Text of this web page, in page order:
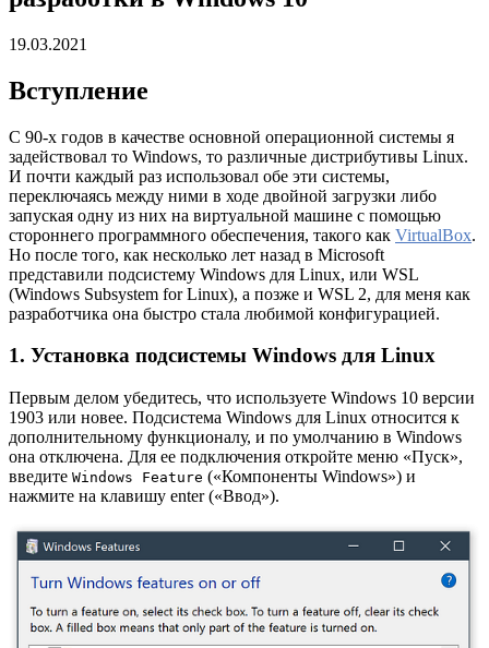
19.03.2021
Вступление
С 90-х годов в качестве основной операционной системы я
задействовал то Windows, то различные дистрибутивы Linux.
И почти каждый раз использовал обе эти системы,
переключаясь между ними в ходе двойной загрузки либо
запуская одну из них на виртуальной машине с помощью
стороннего программного обеспечения, такого как VirtualBox.
Но после того, как несколько лет назад в Microsoft
представили подсистему Windows для Linux, или WSL
(Windows Subsystem for Linux), а позже и WSL 2, для меня как
разработчика она быстро стала любимой конфигурацией.
1. Установка подсистемы Windows для Linux
Первым делом убедитесь, что используете Windows 10 версии
1903 или новее. Подсистема Windows для Linux относится к
дополнительному функционалу, и по умолчанию в Windows
она отключена. Для ее подключения откройте меню «Пуск»,
введите Windows Feature («Компоненты Windows») и
нажмите на клавишу enter («Ввод»).